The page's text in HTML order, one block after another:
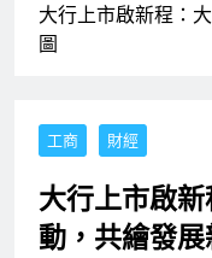
大行上市啟新程：
圖
工商 財經
大行上市啟
動，共繪發展